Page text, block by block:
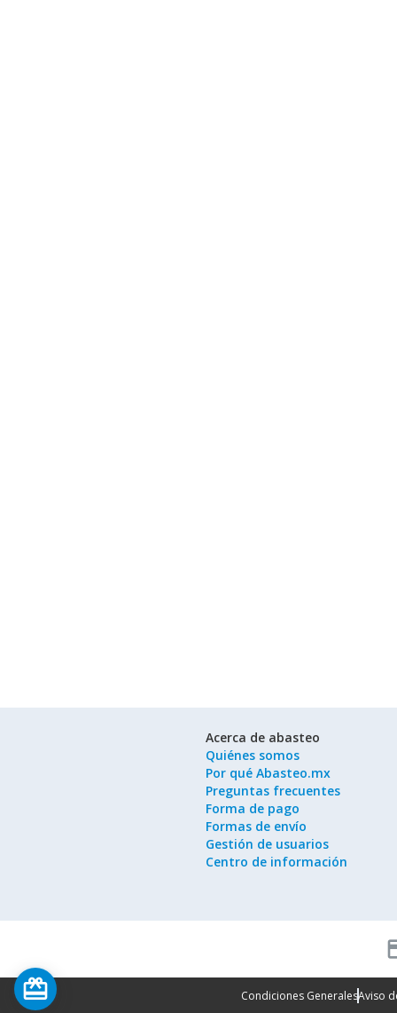
Acerca de abasteo
Quiénes somos
Por qué Abasteo.mx
Preguntas frecuentes
Forma de pago
Formas de envío
Gestión de usuarios
Centro de información
Condiciones GeneralesAviso
card_giftcard